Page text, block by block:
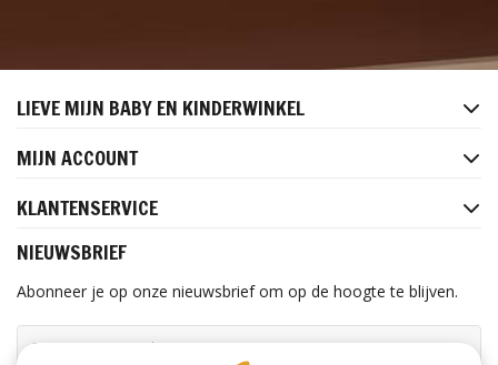
LIEVE MIJN BABY EN KINDERWINKEL
MIJN ACCOUNT
KLANTENSERVICE
NIEUWSBRIEF
Abonneer je op onze nieuwsbrief om op de hoogte te blijven.